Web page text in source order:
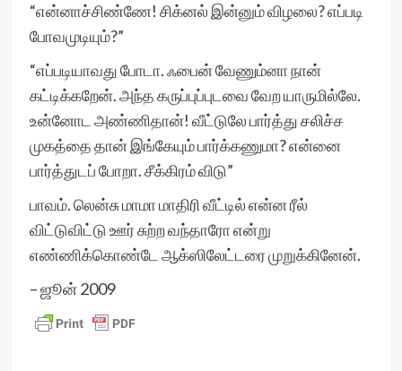
“என்னாச்சிண்ணே! சிக்னல் இன்னும் விழலை? எப்படி
போவமுடியும்?”
“எப்படியாவது போடா. ஃபைன் வேணும்னா நான்
கட்டிக்கறேன். அந்த கருப்புப்புடவை வேற யாருமில்லே.
உன்னோட அண்ணிதான்! வீட்டுலே பார்த்து சலிச்ச
முகத்தை தான் இங்கேயும் பார்க்கணுமா? என்னை
பார்த்துடப் போறா. சீக்கிரம் விடு”
பாவம். லென்சு மாமா மாதிரி வீட்டில் என்ன ரீல்
விட்டுவிட்டு ஊர் சுற்ற வந்தாரோ என்று
எண்ணிக்கொண்டே ஆக்ஸிலேட்டரை முறுக்கினேன்.
– ஜூன் 2009